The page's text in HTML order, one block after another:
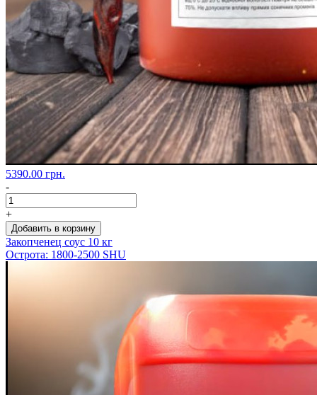
5390.00 грн.
-
+
Добавить в корзину
Закопченец соус 10 кг
Острота: 1800-2500 SHU